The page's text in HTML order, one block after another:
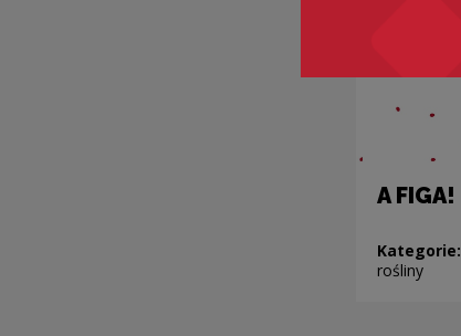
A FIGA!
Kategorie:
rośliny